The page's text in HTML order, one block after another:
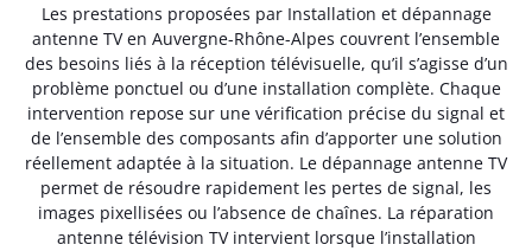
Les prestations proposées par Installation et dépannage
antenne TV en Auvergne-Rhône-Alpes couvrent l’ensemble
des besoins liés à la réception télévisuelle, qu’il s’agisse d’un
problème ponctuel ou d’une installation complète. Chaque
intervention repose sur une vérification précise du signal et
de l’ensemble des composants afin d’apporter une solution
réellement adaptée à la situation. Le dépannage antenne TV
permet de résoudre rapidement les pertes de signal, les
images pixellisées ou l’absence de chaînes. La réparation
antenne télévision TV intervient lorsque l’installation